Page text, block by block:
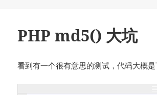
PHP md5() 大坑
看到有一个很有意思的测试，代码大概是